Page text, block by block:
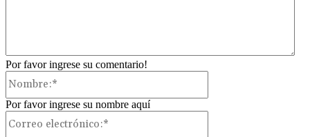
Por favor ingrese su comentario!
Por favor ingrese su nombre aquí